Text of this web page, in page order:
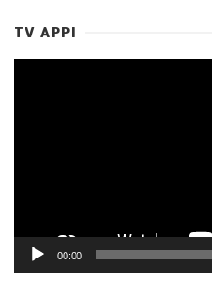
TV APPI
00:00